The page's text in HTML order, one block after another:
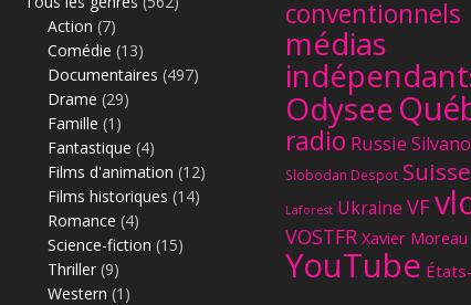
Action (7)
Comédie (13)
Documentaires (497)
Drame (29)
Famille (1)
Fantastique (4)
Films d'animation (12)
Films historiques (14)
Romance (4)
Science-fiction (15)
Thriller (9)
Western (1)
conventionnels
médias
Odysee
radio Russie
Slobodan Despot Suisse
Laforest Ukraine VF
VOSTFR Xavier Moreau
YouTube